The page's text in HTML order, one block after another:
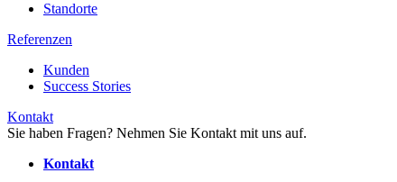
Standorte
Referenzen
Kunden
Success Stories
Kontakt
Sie haben Fragen? Nehmen Sie Kontakt mit uns auf.
Kontakt